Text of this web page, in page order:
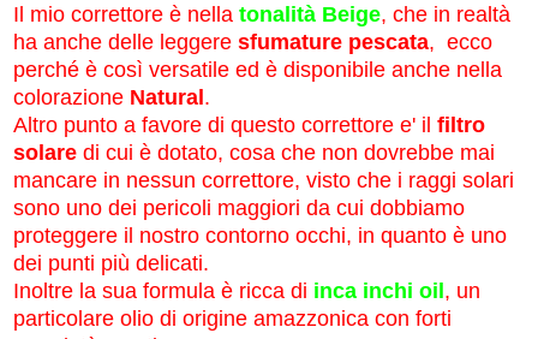
Il mio correttore è nella tonalità Beige, che in realtà
ha anche delle leggere sfumature pescata, ecco
perché è così versatile ed è disponibile anche nella
colorazione Natural.
Altro punto a favore di questo correttore e' il filtro
solare di cui è dotato, cosa che non dovrebbe mai
mancare in nessun correttore, visto che i raggi solari
sono uno dei pericoli maggiori da cui dobbiamo
proteggere il nostro contorno occhi, in quanto è uno
dei punti più delicati.
Inoltre la sua formula è ricca di inca inchi oil, un
particolare olio di origine amazzonica con forti